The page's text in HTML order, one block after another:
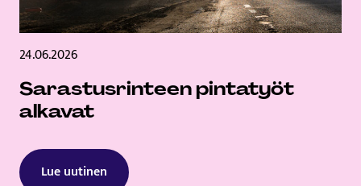
24.06.2026
Sarastusrinteen pintatyöt
alkavat
Lue uutinen